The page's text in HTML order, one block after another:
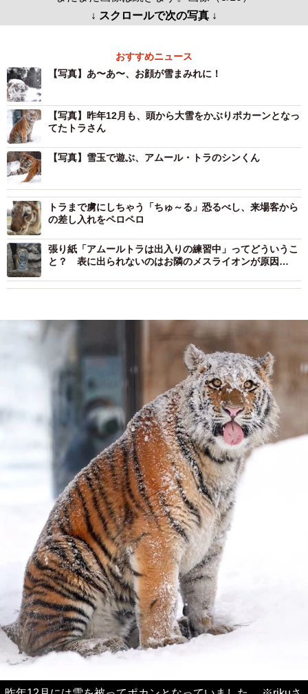
↓ スクロールで次の写真 ↓
おすすめニュース
【写真】あ〜あ〜、お顔が雪まみれに！
【写真】昨年12月も、頭から大雪をかぶりポカーンとなっ
てたトラさん
【写真】雪玉で遊ぶ、アムール・トラのシンくん
トラまで虜にしちゃう「ちゅ～る」恐るべし、来場客から
の差し入れをペロペロ
張り紙「アムールトラは出入りの練習中」ってどういうこ
と？ 表に出られないのはお隣のメスライオンが原因…